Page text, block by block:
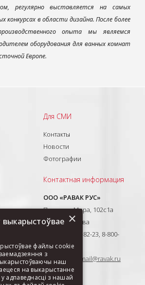
регулярно выставляется на самых
конкурсах в области дизайна. После более
опыта мы являемся
оборудования для ванных комнат
Европе.
Для СМИ
Контакты
Новости
Фотографии
Контактная информация
ООО «РАВАК РУС»
Проспект Мира, 102с1а
129626, Москва
T: +7(495) 710-82-23, 8-800-
333-41-51
E-mail:ravak-mail@ravak.ru
×
выкарыстоўвае
файлы cookie
з
наш
на выкарыстанне
адпаведнасці з нашай